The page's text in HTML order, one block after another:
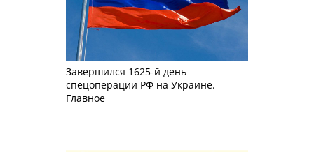
Завершился 1625-й день
спецоперации РФ на Украине.
Главное